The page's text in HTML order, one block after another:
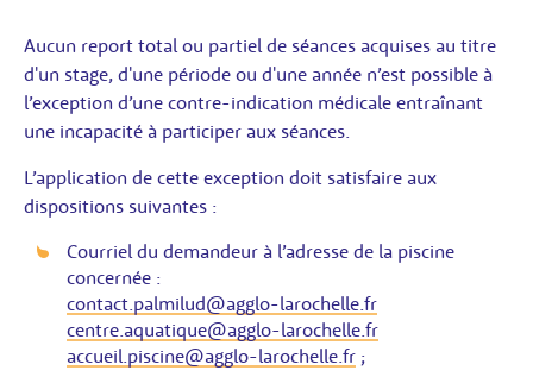
Aucun report total ou partiel de séances acquises au titre
d'un stage, d'une période ou d'une année n’est possible à
l’exception d’une contre-indication médicale entraînant
une incapacité à participer aux séances.
L’application de cette exception doit satisfaire aux
dispositions suivantes :
Courriel du demandeur à l’adresse de la piscine
concernée :
contact.palmilud@agglo-larochelle.fr
centre.aquatique@agglo-larochelle.fr
accueil.piscine@agglo-larochelle.fr ;